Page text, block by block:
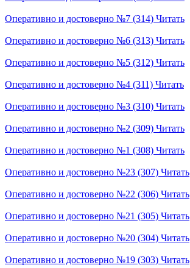
Оперативно и достоверно №7 (314) Читать
Оперативно и достоверно №6 (313) Читать
Оперативно и достоверно №5 (312) Читать
Оперативно и достоверно №4 (311) Читать
Оперативно и достоверно №3 (310) Читать
Оперативно и достоверно №2 (309) Читать
Оперативно и достоверно №1 (308) Читать
Оперативно и достоверно №23 (307) Читать
Оперативно и достоверно №22 (306) Читать
Оперативно и достоверно №21 (305) Читать
Оперативно и достоверно №20 (304) Читать
Оперативно и достоверно №19 (303) Читать